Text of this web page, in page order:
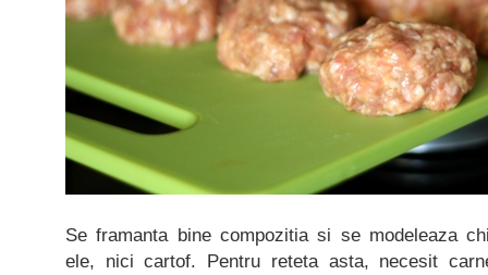
Se framanta bine compozitia si se modeleaza
ele, nici cartof. Pentru reteta asta, necesit